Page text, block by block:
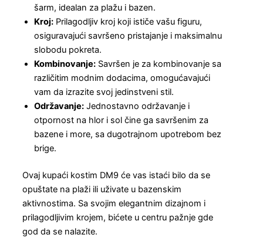
šarm, idealan za plažu i bazen.
Kroj: Prilagodljiv kroj koji ističe vašu figuru,
osiguravajući savršeno pristajanje i maksimalnu
slobodu pokreta.
Kombinovanje: Savršen je za kombinovanje sa
različitim modnim dodacima, omogućavajući
vam da izrazite svoj jedinstveni stil.
Održavanje: Jednostavno održavanje i
otpornost na hlor i sol čine ga savršenim za
bazene i more, sa dugotrajnom upotrebom bez
brige.
Ovaj kupaći kostim DM9 će vas istaći bilo da se
opuštate na plaži ili uživate u bazenskim
aktivnostima. Sa svojim elegantnim dizajnom i
prilagodljivim krojem, bićete u centru pažnje gde
god da se nalazite.